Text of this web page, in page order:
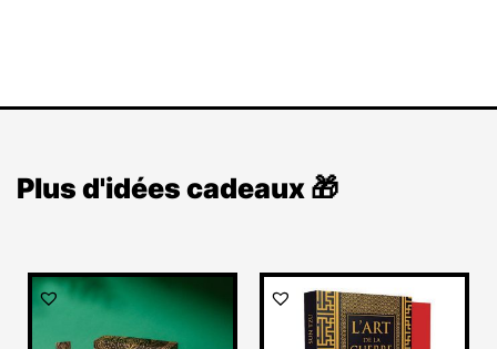
Plus d'idées cadeaux 🎁